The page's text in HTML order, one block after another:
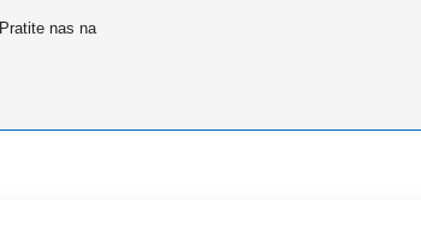
Pratite nas na